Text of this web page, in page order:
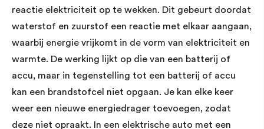
reactie elektriciteit op te wekken. Dit gebeurt doordat
waterstof en zuurstof een reactie met elkaar aangaan,
waarbij energie vrijkomt in de vorm van elektriciteit en
warmte. De werking lijkt op die van een batterij of
accu, maar in tegenstelling tot een batterij of accu
kan een brandstofcel niet opgaan. Je kan elke keer
weer een nieuwe energiedrager toevoegen, zodat
deze niet opraakt. In een elektrische auto met een